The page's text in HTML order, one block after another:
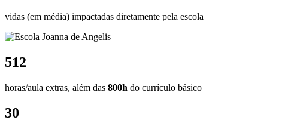
vidas (em média) impactadas diretamente pela escola
512
horas/aula extras, além das 800h do currículo básico
30